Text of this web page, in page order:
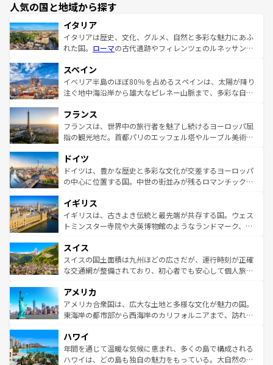
人気の国と地域から探す
イタリア
イタリアは歴史、文化、グルメ、自然と多彩な魅力にあふ
れた国。 ローマの古代遺跡やフィレンツェのルネッサンス
ろん、トスカーナの美しい田園風景やアマルフィ海岸の絶
景など、自然景観も見逃せない。観光の合間には、本場の
ピザやパスタなど、絶品のイタリア料理を堪能することも
ませてくれるイタリアで、忘れられない旅をしてみよう！
なお、新着のイタリア情報はコンテンツ一覧 を参照してほ
しい。
スペイン
イベリア半島のほぼ80％を占めるスペインは、太陽が降り
注ぐ地中海沿岸から雄大なピレネー山脈まで、多彩な自然
文化が根付くこの国では、情熱的なフラメンコ、熱気あふ
れる闘牛、そして美味しいタパスが生活の一部となってい
る。首都マドリードの洗練された雰囲気や、バルセロナの
の城塞都市、穏やかなビーチリゾートまで多彩な表情を見
せる。地方によって風土や気候が異なるスペインはその個
性で訪れる人を魅了する。 なお、新着のスペイン情報はコ
フランス
フランスは、世界中の旅行者を魅了し続けるヨーロッパ屈
指の観光地だ。首都パリのエッフェル塔やルーブル美術館
で、幅広い魅力が詰まっている。華麗な宮殿、歴史的な大
聖堂、美しいビーチ、そして豊かな自然が、訪れる者を心
から魅了する。また、フランスは美食の国としても知ら
いる。シャンパンの発祥地であるランス、プロヴァンスの
香り高いラベンダー畑など、多彩な楽しみ方が可能だ。さ
らに、パリ以外の地域にも魅力が溢れており、どの街角に
れる地方に足を運ぶとそれぞれで全く異なる文化を体験で
きるだろう。 なお、新着のフランス情報はコンテンツ一覧
を参照してほしい。
ドイツ
ドイツは、豊かな歴史と多彩な文化が交差するヨーロッパ
の中心に位置する国。中世の街並みが残るロマンチック街
顔を持つこの国は、どこを歩いても飽きることがない。ベ
ルリンの文化的活気、バイエルン州のアルプスの絶景、そ
してライン川沿いのワイン畑といった風景は必見。ビール
は、お酒好きな人にはぜひ体験してほしい。 なお、新着の
ドイツ情報はコンテンツ一覧を参照してほしい。
イギリス
イギリスは、古きよき伝統と最先端が共存する国。ウェス
トミンスター寺院や大英博物館のようなランドマーク、歴
リアごとに異なる魅力がある。また、優雅なアフタヌーン
ティー、ビール好きにはたまらない英国パブ、サッカー観
戦など、本場だからこそできる体験も豊富。イギリスを旅
ンツ一覧を参照してほしい。
スイス
スイスの国土面積は九州ほどの広さだが、運行時刻が正確
な交通網が整備されており、初心者でも安心して個人旅行
の建物がそのまま残る町や、スイスならではのユニークな
博物館もあり、アルプス観光だけでなく町歩きも満喫する
ことができる。国民の所得が高いため物価も高いが、旅行
ば市内交通費無料で観光を楽しむこともできる。 なお、新
着のスイス情報はコンテンツ一覧 を参照してほしい。
アメリカ
アメリカ合衆国は、広大な土地と多様な文化が魅力の国。
東海岸の都市部から西海岸のカリフォルニアまで、訪れる
のような巨大都市は、観光、ショッピング、エンターテイ
ンメントが詰まった刺激的なスポットだ。一方、アメリカ
西部には大自然が広がり、グランドキャニオンやイエロー
ハワイ
年間を通じて温暖な気候に恵まれ、多くの島で構成される
ハワイは、どの島も独自の魅力をもっている。大自然の神